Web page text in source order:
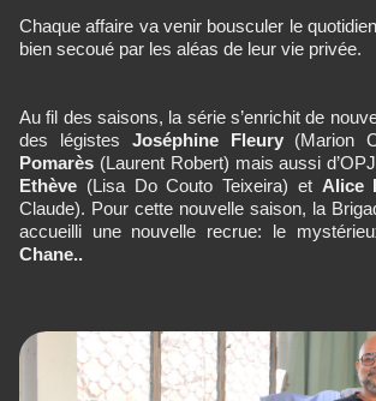
Chaque affaire va venir bousculer le
bien secoué par les aléas de leur vie privée.
Au fil des saisons, la série s’enrichit de
des légistes Joséphine Fleury (Marion
Pomarès (Laurent Robert) mais aussi
Ethève (Lisa Do Couto Teixeira) et Alice
Claude). Pour cette nouvelle saison, la
accueilli une nouvelle recrue: le
Chane..